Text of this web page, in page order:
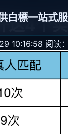
白標一站式
这4个
10:16:58 阅读